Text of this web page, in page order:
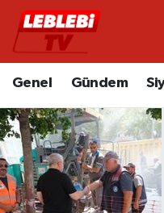
Genel Gündem
Hava Durumu
Trafik Durumu
Süper Lig Puan